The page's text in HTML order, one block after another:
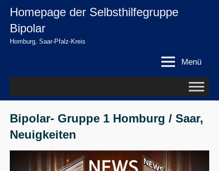
springen
Zum
springen
Homepage der Selbsthilfegruppe
Bipolar
Homburg, Saar-Pfalz-Kreis
Menü
Bipolar- Gruppe 1 Homburg / Saar,
Neuigkeiten